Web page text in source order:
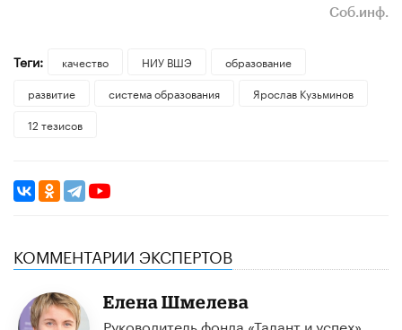
Соб.инф.
Теги: качество НИУ ВШЭ
образование
развитие
система образования
Ярослав Кузьминов
12 тезисов
КОММЕНТАРИИ ЭКСПЕРТОВ
Елена Шмелева
Руководитель фонда «Талант и успех»